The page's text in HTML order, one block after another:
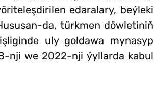
edaralary, beýleki
da, türkmen döwletiniň
uly goldawa mynasyp
nji we 2022-nji ýyllarda kabul